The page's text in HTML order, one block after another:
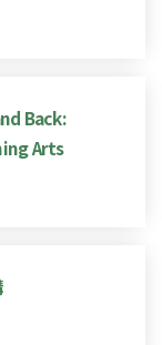
Back:
Arts